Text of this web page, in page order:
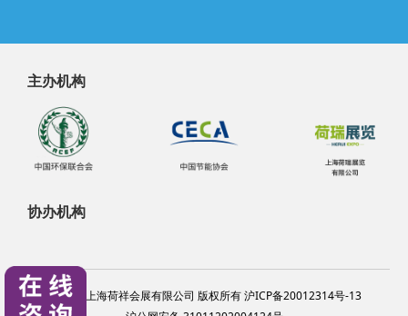
主办机构
协办机构
@2024 上海荷祥会展有限公司 版权所有 沪ICP备20012314号-13